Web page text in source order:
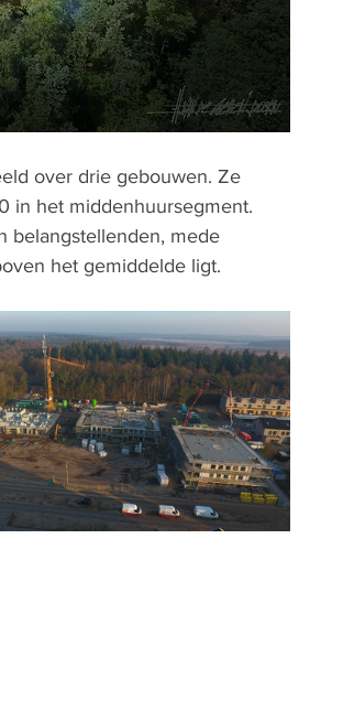
over drie gebouwen. Ze
in het middenhuursegment.
belangstellenden, mede
het gemiddelde ligt.